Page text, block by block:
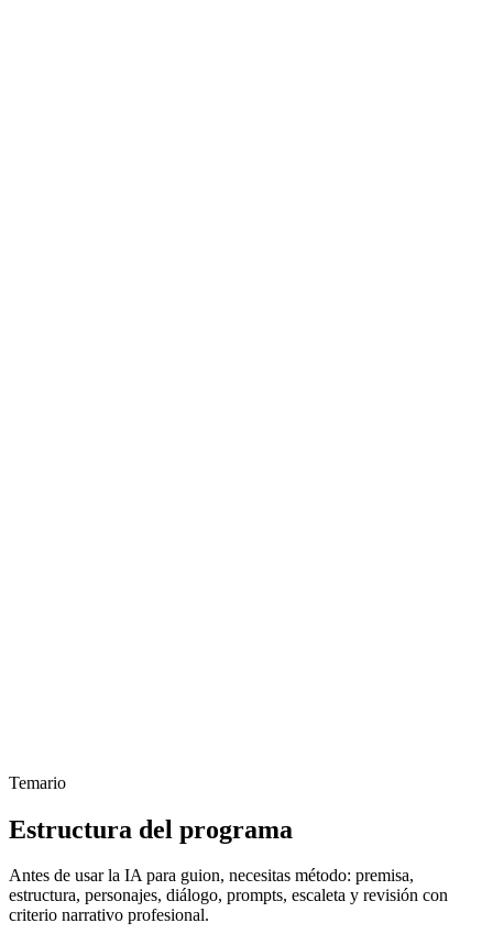
Temario
Estructura del programa
Antes de usar la IA para guion, necesitas método: premisa,
estructura, personajes, diálogo, prompts, escaleta y revisión con
criterio narrativo profesional.